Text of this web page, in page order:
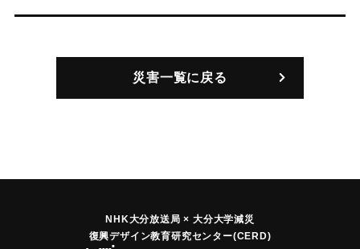
災害一覧に戻る
NHK大分放送局 × 大分大学減災
復興デザイン教育研究センター(CERD)